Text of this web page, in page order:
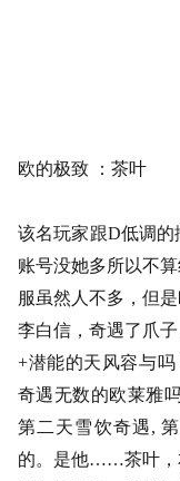
欧的极致 ：茶叶
该名玩家跟D低调的
账号没她多所以不
服虽然人不多，但
李白信，奇遇了爪
+潜能的天风容与
奇遇无数的欧莱雅
第二天雪饮奇遇,
的。是他……茶叶，